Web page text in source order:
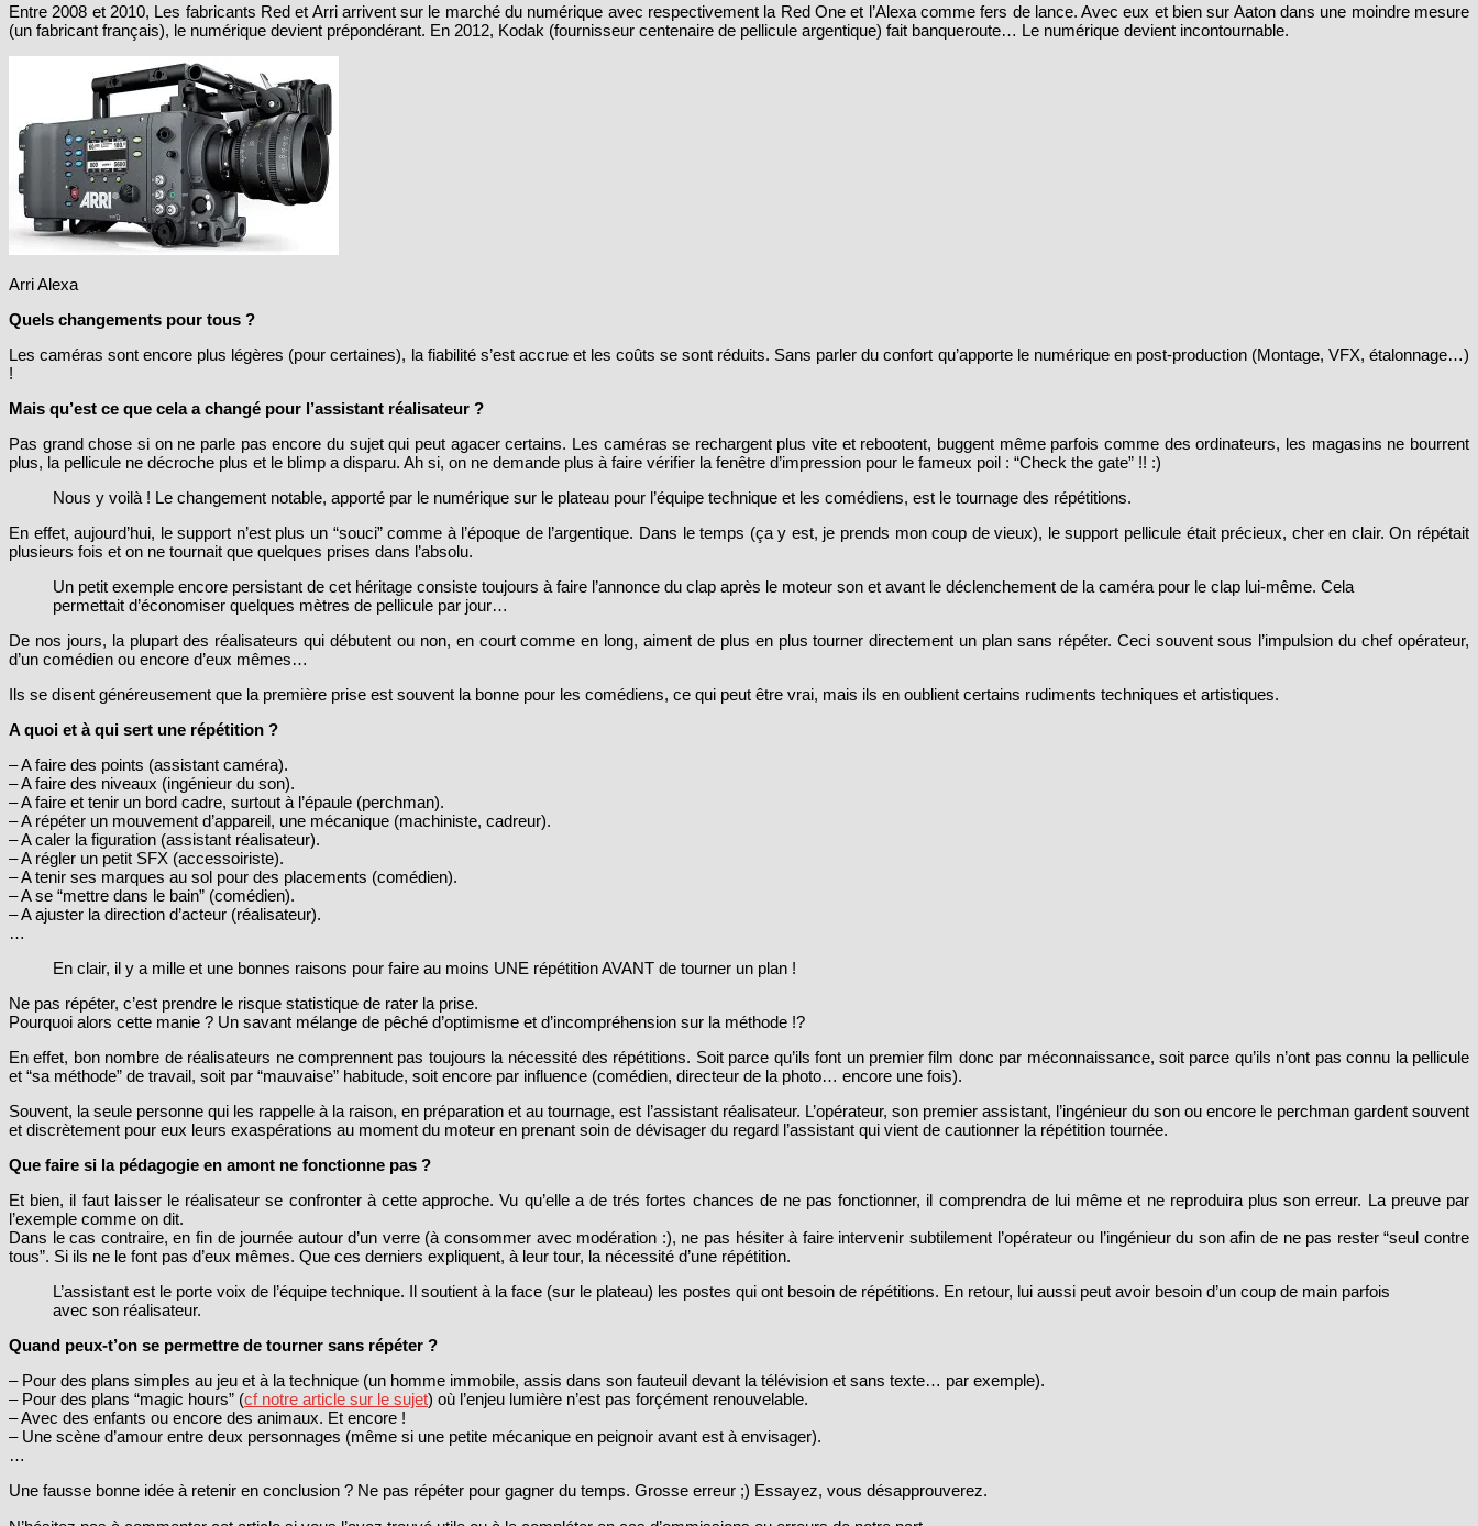
Entre 2008 et 2010, Les fabricants Red et Arri arrivent sur le marché du numérique avec respectivement la Red One et l’Alexa comme fers de lance. Avec eux et bien sur Aaton dans une moindre mesure
(un fabricant français), le numérique devient prépondérant. En 2012, Kodak (fournisseur centenaire de pellicule argentique) fait banqueroute… Le numérique devient incontournable.
Arri Alexa
Quels changements pour tous ?
Les caméras sont encore plus légères (pour certaines), la fiabilité s’est accrue et les coûts se sont réduits. Sans parler du confort qu’apporte le numérique en post-production (Montage, VFX, étalonnage…)
!
Mais qu’est ce que cela a changé pour l’assistant réalisateur ?
Pas grand chose si on ne parle pas encore du sujet qui peut agacer certains. Les caméras se rechargent plus vite et rebootent, buggent même parfois comme des ordinateurs, les magasins ne bourrent
plus, la pellicule ne décroche plus et le blimp a disparu. Ah si, on ne demande plus à faire vérifier la fenêtre d’impression pour le fameux poil : “Check the gate” !! :)
Nous y voilà ! Le changement notable, apporté par le numérique sur le plateau pour l’équipe technique et les comédiens, est le tournage des répétitions.
En effet, aujourd’hui, le support n’est plus un “souci” comme à l’époque de l’argentique. Dans le temps (ça y est, je prends mon coup de vieux), le support pellicule était précieux, cher en clair. On répétait
plusieurs fois et on ne tournait que quelques prises dans l’absolu.
Un petit exemple encore persistant de cet héritage consiste toujours à faire l’annonce du clap après le moteur son et avant le déclenchement de la caméra pour le clap lui-même. Cela
permettait d’économiser quelques mètres de pellicule par jour…
De nos jours, la plupart des réalisateurs qui débutent ou non, en court comme en long, aiment de plus en plus tourner directement un plan sans répéter. Ceci souvent sous l’impulsion du chef opérateur,
d’un comédien ou encore d’eux mêmes…
Ils se disent généreusement que la première prise est souvent la bonne pour les comédiens, ce qui peut être vrai, mais ils en oublient certains rudiments techniques et artistiques.
A quoi et à qui sert une répétition ?
– A faire des points (assistant caméra).
– A faire des niveaux (ingénieur du son).
– A faire et tenir un bord cadre, surtout à l’épaule (perchman).
– A répéter un mouvement d’appareil, une mécanique (machiniste, cadreur).
– A caler la figuration (assistant réalisateur).
– A régler un petit SFX (accessoiriste).
– A tenir ses marques au sol pour des placements (comédien).
– A se “mettre dans le bain” (comédien).
– A ajuster la direction d’acteur (réalisateur).
…
En clair, il y a mille et une bonnes raisons pour faire au moins UNE répétition AVANT de tourner un plan !
Ne pas répéter, c’est prendre le risque statistique de rater la prise.
Pourquoi alors cette manie ? Un savant mélange de pêché d’optimisme et d’incompréhension sur la méthode !?
En effet, bon nombre de réalisateurs ne comprennent pas toujours la nécessité des répétitions. Soit parce qu’ils font un premier film donc par méconnaissance, soit parce qu’ils n’ont pas connu la pellicule
et “sa méthode” de travail, soit par “mauvaise” habitude, soit encore par influence (comédien, directeur de la photo… encore une fois).
Souvent, la seule personne qui les rappelle à la raison, en préparation et au tournage, est l’assistant réalisateur. L’opérateur, son premier assistant, l’ingénieur du son ou encore le perchman gardent souvent
et discrètement pour eux leurs exaspérations au moment du moteur en prenant soin de dévisager du regard l’assistant qui vient de cautionner la répétition tournée.
Que faire si la pédagogie en amont ne fonctionne pas ?
Et bien, il faut laisser le réalisateur se confronter à cette approche. Vu qu’elle a de trés fortes chances de ne pas fonctionner, il comprendra de lui même et ne reproduira plus son erreur. La preuve par
l’exemple comme on dit.
Dans le cas contraire, en fin de journée autour d’un verre (à consommer avec modération :), ne pas hésiter à faire intervenir subtilement l’opérateur ou l’ingénieur du son afin de ne pas rester “seul contre
tous”. Si ils ne le font pas d’eux mêmes. Que ces derniers expliquent, à leur tour, la nécessité d’une répétition.
L’assistant est le porte voix de l’équipe technique. Il soutient à la face (sur le plateau) les postes qui ont besoin de répétitions. En retour, lui aussi peut avoir besoin d’un coup de main parfois
avec son réalisateur.
Quand peux-t’on se permettre de tourner sans répéter ?
– Pour des plans simples au jeu et à la technique (un homme immobile, assis dans son fauteuil devant la télévision et sans texte… par exemple).
– Pour des plans “magic hours” (cf notre article sur le sujet) où l’enjeu lumière n’est pas forçément renouvelable.
– Avec des enfants ou encore des animaux. Et encore !
– Une scène d’amour entre deux personnages (même si une petite mécanique en peignoir avant est à envisager).
…
Une fausse bonne idée à retenir en conclusion ? Ne pas répéter pour gagner du temps. Grosse erreur ;) Essayez, vous désapprouverez.